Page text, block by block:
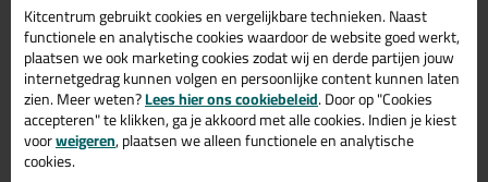
Omschrijving Reviews (0)
Tongspatels,
afwerkhoutjes, kitspatels
(100 stuks)
In de wereld van kitapplicatie zijn er eenvoudige, maar onmisbare
Kitcentrum gebruikt cookies en vergelijkbare technieken. Naast
functionele en analytische cookies waardoor de website goed werkt,
plaatsen we ook marketing cookies zodat wij en derde partijen jouw
internetgedrag kunnen volgen en persoonlijke content kunnen laten
zien. Meer weten?Lees hier ons cookiebeleid. Door op "Cookies
accepteren" te klikken, ga je akkoord met alle cookies. Indien je kiest
voorweigeren, plaatsen we alleen functionele en analytische
cookies.